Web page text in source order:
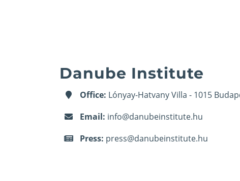
Danube Institute
Office: Lónyay-Hatvany Villa - 1015
Email: info@danubeinstitute.hu
Press: press@danubeinstitute.hu